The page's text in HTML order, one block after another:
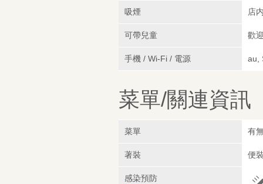
吸煙 店
可帶兒童 歡
手機 / Wi-Fi / 電源 au,
菜單/關連資訊
菜單 有
著裝 便
感染預防